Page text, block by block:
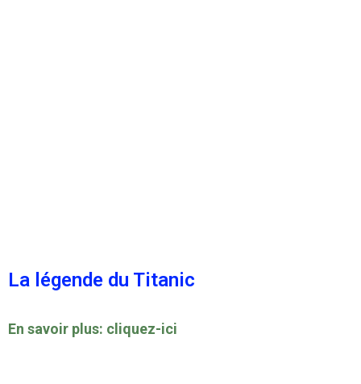
La légende du Titanic
En savoir plus: cliquez-ici